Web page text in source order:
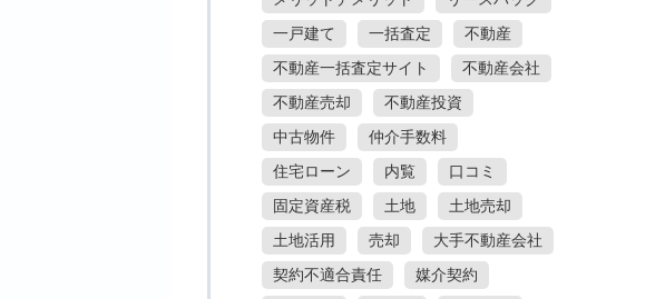
一戸建て
一括査定
不動産
不動産一括査定サイト
不動産会社
不動産売却
不動産投資
中古物件
仲介手数料
住宅ローン
内覧
口コミ
固定資産税
土地
土地売却
土地活用
売却
大手不動産会社
契約不適合責任
媒介契約